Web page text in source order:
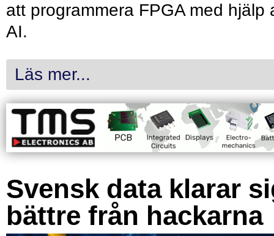
att programmera FPGA med hjälp
AI.
Läs mer...
Svensk data klarar
bättre från hackarna